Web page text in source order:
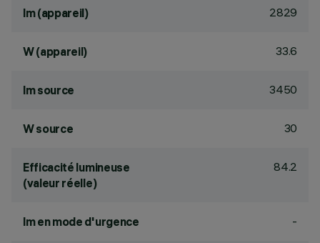
lm (appareil) 2829
W (appareil) 33.6
lm source 3450
W source 30
Efficacité lumineuse
(valeur réelle)
84.2
lm en mode d'urgence -